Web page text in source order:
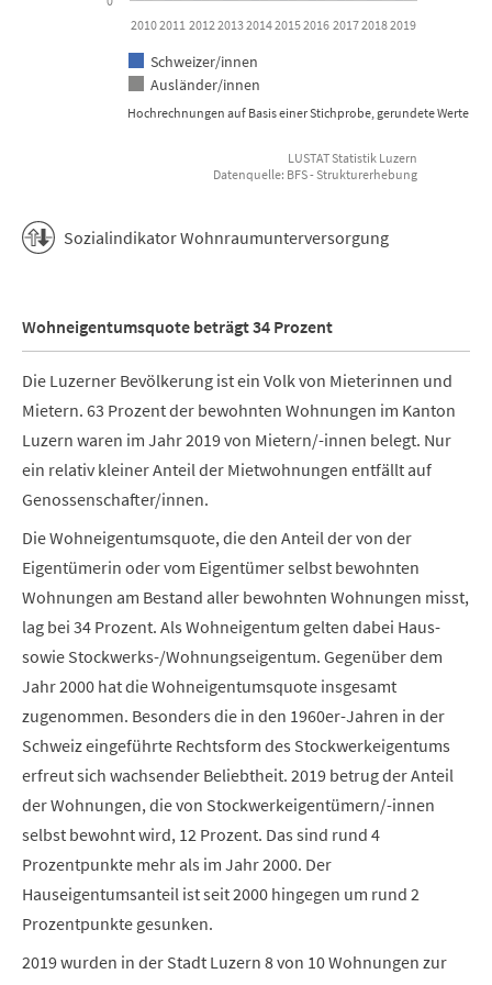
Hochrechnungen auf Basis einer Stichprobe, gerundete Werte
Schweizer/innen
Ausländer/innen
20102011 2012 2013201420152016 201720182019
LUSTAT Statistik Luzern
Datenquelle: BFS - Strukturerhebung
Sozialindikator Wohnraumunterversorgung
Wohneigentumsquote beträgt 34 Prozent
Die Luzerner Bevölkerung ist ein Volk von Mieterinnen und
Mietern. 63 Prozent der bewohnten Wohnungen im Kanton
Luzern waren im Jahr 2019 von Mietern/-innen belegt. Nur
ein relativ kleiner Anteil der Mietwohnungen entfällt auf
Genossenschafter/innen.
Die Wohneigentumsquote, die den Anteil der von der
Eigentümerin oder vom Eigentümer selbst bewohnten
Wohnungen am Bestand aller bewohnten Wohnungen misst,
lag bei 34 Prozent. Als Wohneigentum gelten dabei Haus-
sowie Stockwerks-/Wohnungseigentum. Gegenüber dem
Jahr 2000 hat die Wohneigentumsquote insgesamt
zugenommen. Besonders die in den 1960er-Jahren in der
Schweiz eingeführte Rechtsform des Stockwerkeigentums
erfreut sich wachsender Beliebtheit. 2019 betrug der Anteil
der Wohnungen, die von Stockwerkeigentümern/-innen
selbst bewohnt wird, 12 Prozent. Das sind rund 4
Prozentpunkte mehr als im Jahr 2000. Der
Hauseigentumsanteil ist seit 2000 hingegen um rund 2
Prozentpunkte gesunken.
2019 wurden in der Stadt Luzern 8 von 10 Wohnungen zur